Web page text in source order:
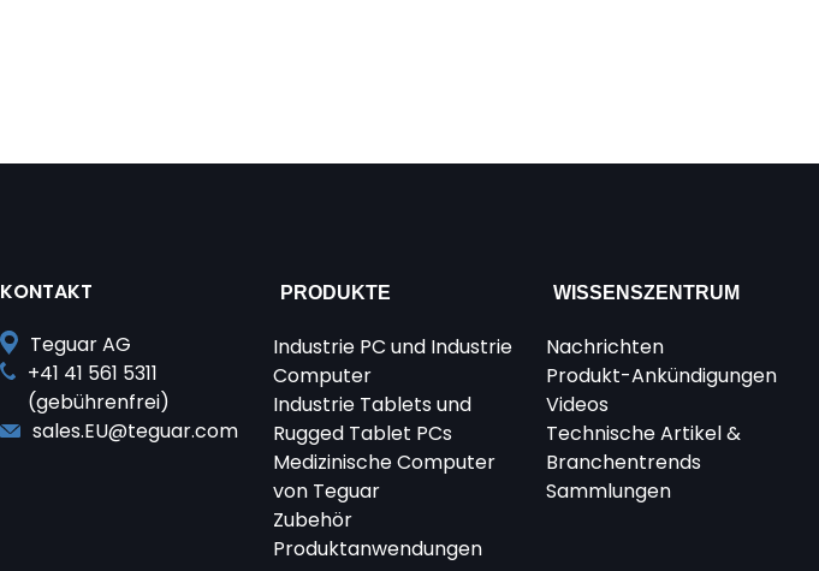
KONTAKT
Teguar AG
+41 41 561 5311
(gebührenfrei)
sales.EU@teguar.com
PRODUKTE
Industrie PC und Industrie
Computer
Industrie Tablets und
Rugged Tablet PCs
Medizinische Computer
von Teguar
Zubehör
Produktanwendungen
WISSENSZENTRUM
Nachrichten
Produkt-Ankündigungen
Videos
Technische Artikel &
Branchentrends
Sammlungen